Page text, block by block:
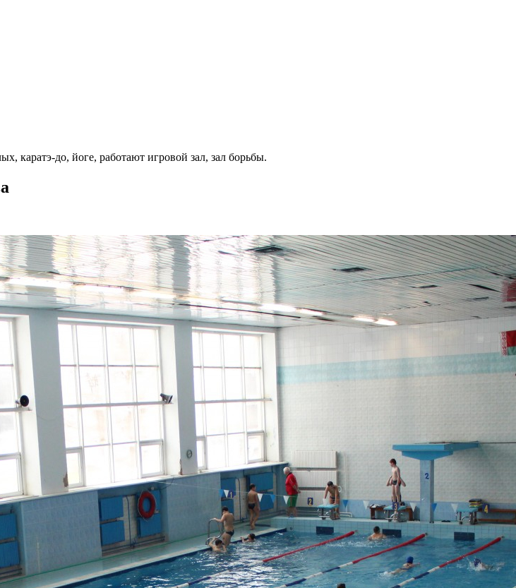
каратэ-до, йоге, работают игровой зал, зал борьбы.